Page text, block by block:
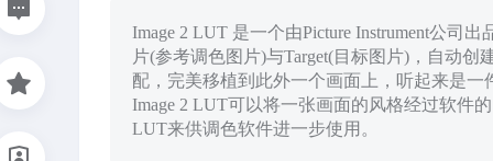
Image 2 LUT 是一个由Picture Instrument公司
片(参考调色图片)与Target(目标图片)，自动
配，完美移植到此外一个画面上，听起来是一
Image 2 LUT可以将一张画面的风格经过软件
LUT来供调色软件进一步使用。